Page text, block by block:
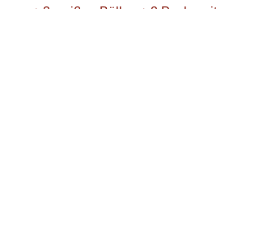
+ 3 weißen Bällen + 2 Pucks mit